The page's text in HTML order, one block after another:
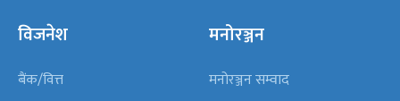
विजनेश
बैंक/वित्त
मनोरञ्जन
मनोरञ्जन सम्वाद